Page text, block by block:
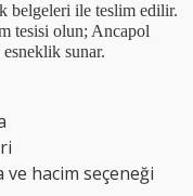
belgeleri ile teslim edilir.
tesisi olun; Ancapol
sunar.
hacim seçeneği